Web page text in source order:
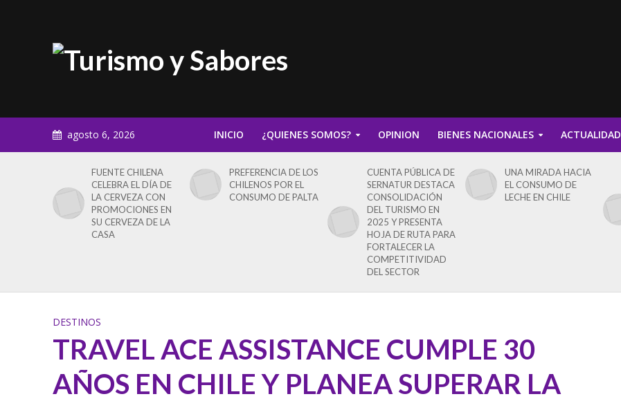
agosto 6, 2026 INICIO ¿QUIENES SOMOS? OPINION BIENES NACIONALES ACTUALIDAD
FUENTE CHILENA
CELEBRA EL DÍA DE
LA CERVEZA CON
PROMOCIONES EN
SU CERVEZA DE LA
CASA
PREFERENCIA DE LOS
CHILENOS POR EL
CONSUMO DE PALTA
CUENTA PÚBLICA DE
SERNATUR DESTACA
CONSOLIDACIÓN
DEL TURISMO EN
2025 Y PRESENTA
HOJA DE RUTA PARA
FORTALECER LA
COMPETITIVIDAD
DEL SECTOR
UNA MIRADA HACIA
EL CONSUMO DE
LECHE EN CHILE
DESTINOS
TRAVEL ACE ASSISTANCE CUMPLE 30
AÑOS EN CHILE Y PLANEA SUPERAR LA